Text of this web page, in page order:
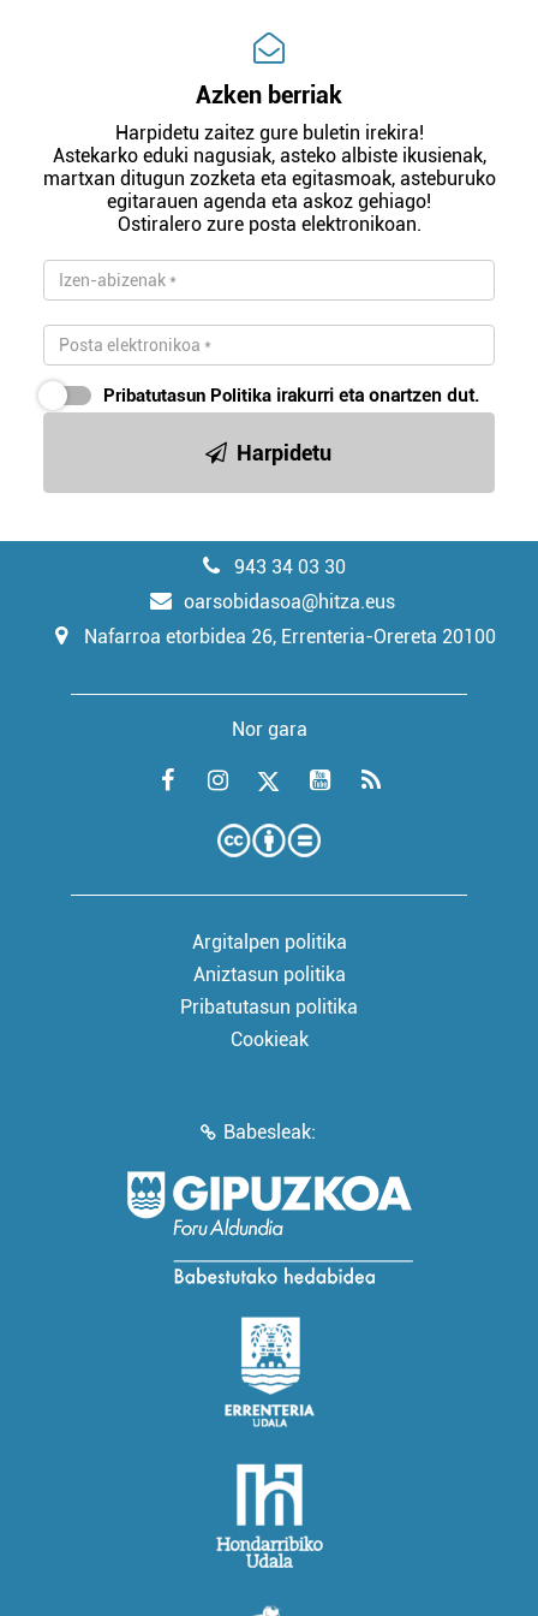
Azken berriak
Harpidetu zaitez gure buletin irekira!
Astekarko eduki nagusiak, asteko albiste ikusienak,
martxan ditugun zozketa eta egitasmoak, asteburuko
egitarauen agenda eta askoz gehiago!
Ostiralero zure posta elektronikoan.
Pribatutasun Politika irakurri eta onartzen dut.
Harpidetu
943 34 03 30
oarsobidasoa@hitza.eus
Nafarroa etorbidea 26, Errenteria-Orereta 20100
Nor gara
Argitalpen politika
Aniztasun politika
Pribatutasun politika
Cookieak
Babesleak: